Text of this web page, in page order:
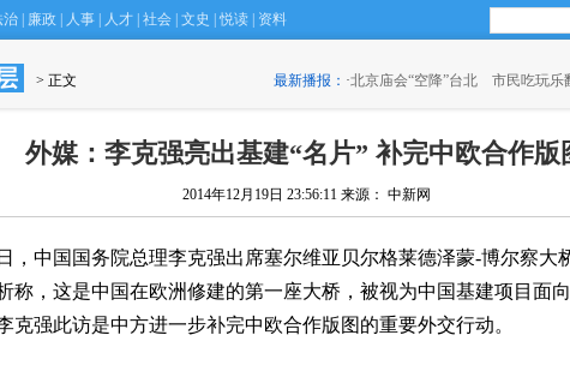
治 廉政 人事 人才 社会 文史 悦读 资料
> 正文 最新播报： ·北京庙会“空降”台北 市民吃玩乐
外媒：李克强亮出基建“名片” 补完中欧合作版
2014年12月19日 23:56:11 来源： 中新网
，中国国务院总理李克强出席塞尔维亚贝尔格莱德泽蒙-博尔察大
称，这是中国在欧洲修建的第一座大桥，被视为中国基建项目面
克强此访是中方进一步补完中欧合作版图的重要外交行动。